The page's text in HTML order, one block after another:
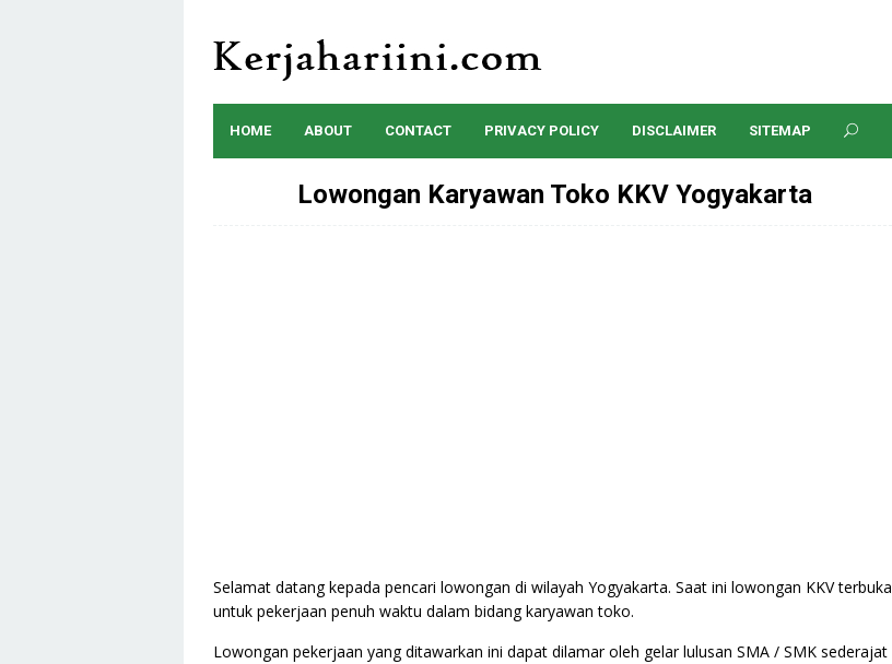
content
HOME ABOUT CONTACT PRIVACY POLICY DISCLAIMER SITEMAP
Lowongan Karyawan Toko KKV Yogyakarta
Selamat datang kepada pencari lowongan di wilayah Yogyakarta. Saat ini lowongan KKV terbuka
untuk pekerjaan penuh waktu dalam bidang karyawan toko.
Lowongan pekerjaan yang ditawarkan ini dapat dilamar oleh gelar lulusan SMA / SMK sederajat